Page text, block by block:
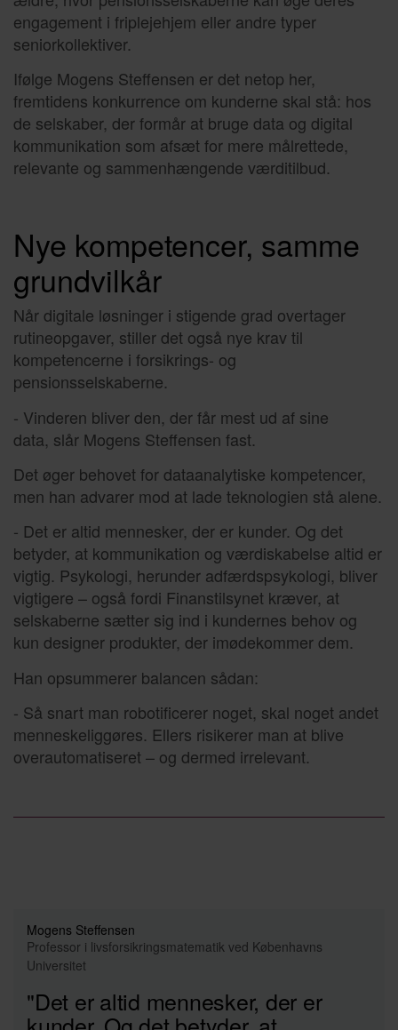
engagement i friplejehjem eller andre typer
seniorkollektiver.
Ifølge Mogens Steffensen er det netop her,
fremtidens konkurrence om kunderne skal stå: hos
de selskaber, der formår at bruge data og digital
kommunikation som afsæt for mere målrettede,
relevante og sammenhængende værditilbud.
Nye kompetencer, samme
grundvilkår
Når digitale løsninger i stigende grad overtager
rutineopgaver, stiller det også nye krav til
kompetencerne i forsikrings- og
pensionsselskaberne.
- Vinderen bliver den, der får mest ud af sine
data, slår Mogens Steffensen fast.
Det øger behovet for dataanalytiske kompetencer,
men han advarer mod at lade teknologien stå alene.
- Det er altid mennesker, der er kunder. Og det
betyder, at kommunikation og værdiskabelse altid er
vigtig. Psykologi, herunder adfærdspsykologi, bliver
vigtigere – også fordi Finanstilsynet kræver, at
selskaberne sætter sig ind i kundernes behov og
kun designer produkter, der imødekommer dem.
Han opsummerer balancen sådan:
- Så snart man robotificerer noget, skal noget andet
menneskeliggøres. Ellers risikerer man at blive
overautomatiseret – og dermed irrelevant.
Mogens Steffensen
Professor i livsforsikringsmatematik ved Københavns
Universitet
"Det er altid mennesker, der er